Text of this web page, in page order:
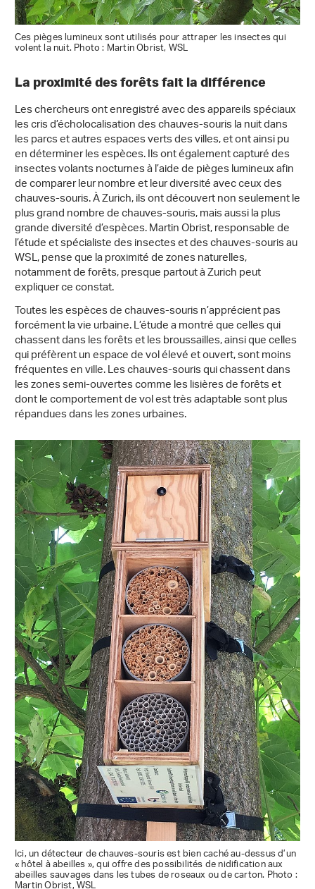
Ces pièges lumineux sont utilisés pour attraper les insectes qui
volent la nuit. Photo : Martin Obrist, WSL
La proximité des forêts fait la différence
Les chercheurs ont enregistré avec des appareils spéciaux
les cris d’écholocalisation des chauves-souris la nuit dans
les parcs et autres espaces verts des villes, et ont ainsi pu
en déterminer les espèces. Ils ont également capturé des
insectes volants nocturnes à l’aide de pièges lumineux afin
de comparer leur nombre et leur diversité avec ceux des
chauves-souris. À Zurich, ils ont découvert non seulement le
plus grand nombre de chauves-souris, mais aussi la plus
grande diversité d’espèces. Martin Obrist, responsable de
l’étude et spécialiste des insectes et des chauves-souris au
WSL, pense que la proximité de zones naturelles,
notamment de forêts, presque partout à Zurich peut
expliquer ce constat.
Toutes les espèces de chauves-souris n’apprécient pas
forcément la vie urbaine. L’étude a montré que celles qui
chassent dans les forêts et les broussailles, ainsi que celles
qui préfèrent un espace de vol élevé et ouvert, sont moins
fréquentes en ville. Les chauves-souris qui chassent dans
les zones semi-ouvertes comme les lisières de forêts et
dont le comportement de vol est très adaptable sont plus
répandues dans les zones urbaines.
Ici, un détecteur de chauves-souris est bien caché au-dessus d’un
« hôtel à abeilles », qui offre des possibilités de nidification aux
abeilles sauvages dans les tubes de roseaux ou de carton. Photo :